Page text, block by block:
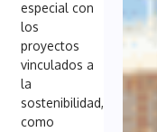
especial con
los
proyectos
vinculados a
la
sostenibilidad,
como